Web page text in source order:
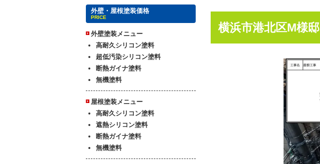
横浜市港北区M様邸
外壁・屋根塗装価格
PRICE
外壁塗装メニュー
高耐久シリコン塗料
超低汚染シリコン塗料
断熱ガイナ塗料
無機塗料
屋根塗装メニュー
高耐久シリコン塗料
遮熱シリコン塗料
断熱ガイナ塗料
無機塗料